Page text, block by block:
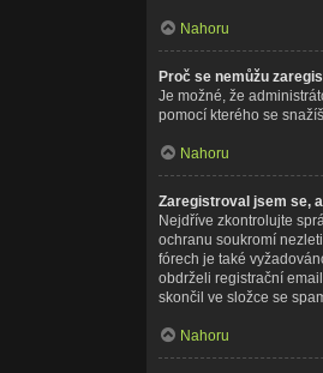
Nahoru
Proč se nemůžu
Je možné, že
pomocí kterého se
Nahoru
Zaregistroval jsem se,
Nejdříve zkontrolujte
ochranu soukromí
fórech je také
obdrželi registrační
skončil ve složce se
Nahoru